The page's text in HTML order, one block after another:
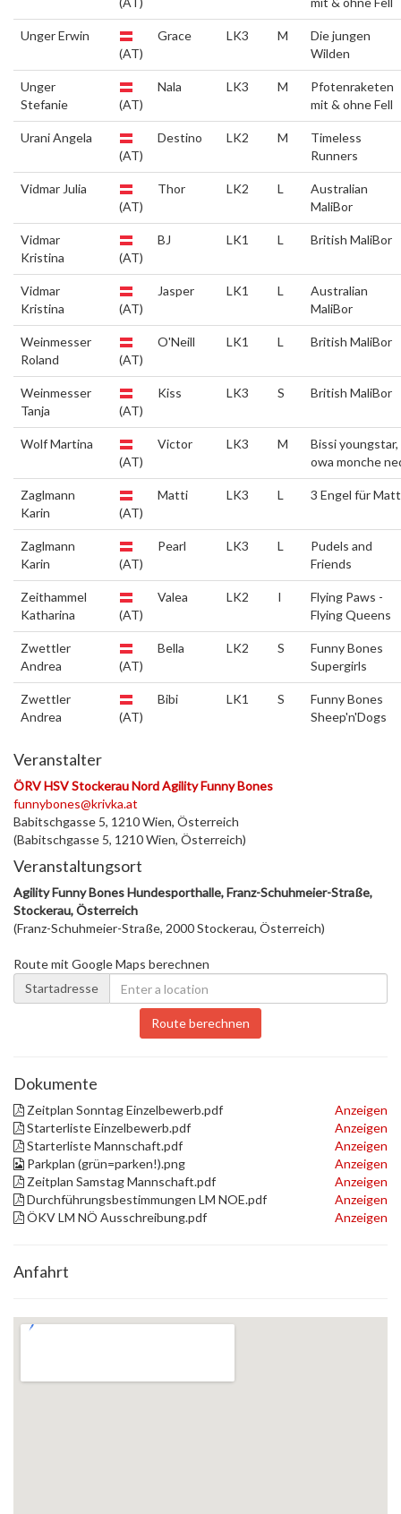
Unger Erwin
(AT)
Grace LK3 M
Die jungen
Wilden
Unger
Stefanie
(AT)
Nala LK3 M
Pfotenraketen
mit & ohne Fell
Urani Angela
(AT)
Destino LK2 M
Timeless
Runners
Vidmar Julia
(AT)
Thor LK2 L
Australian
MaliBor
Vidmar
Kristina
(AT)
BJ LK1 L British MaliBor
Vidmar
Kristina
(AT)
Jasper LK1 L
Australian
MaliBor
Weinmesser
Roland
(AT)
O'Neill LK1 L British MaliBor
Weinmesser
Tanja
(AT)
Kiss LK3 S British MaliBor
Wolf Martina
(AT)
Victor LK3 M
Bissi youngstar,
owa monche
Zaglmann
Karin
(AT)
Matti LK3 L 3 Engel für
Zaglmann
Karin
(AT)
Pearl LK3 L
Pudels and
Friends
Zeithammel
Katharina
(AT)
Valea LK2 I
Flying Paws -
Flying Queens
Zwettler
Andrea
(AT)
Bella LK2 S
Funny Bones
Supergirls
Zwettler
Andrea
(AT)
Bibi LK1 S
Funny Bones
Sheep'n'Dogs
Veranstalter
ÖRV HSV Stockerau Nord Agility Funny Bones
funnybones@krivka.at
Babitschgasse 5, 1210 Wien, Österreich
(Babitschgasse 5, 1210 Wien, Österreich)
Veranstaltungsort
Agility Funny Bones Hundesporthalle, Franz-Schuhmeier-Straße,
Stockerau, Österreich
(Franz-Schuhmeier-Straße, 2000 Stockerau, Österreich)
Route mit Google Maps berechnen
Startadresse
Route berechnen
Dokumente
Zeitplan Sonntag Einzelbewerb.pdf
Anzeigen
Starterliste Einzelbewerb.pdf
Anzeigen
Starterliste Mannschaft.pdf
Anzeigen
Parkplan (grün=parken!).png
Anzeigen
Zeitplan Samstag Mannschaft.pdf
Anzeigen
Durchführungsbestimmungen LM NOE.pdf
Anzeigen
ÖKV LM NÖ Ausschreibung.pdf
Anzeigen
Anfahrt